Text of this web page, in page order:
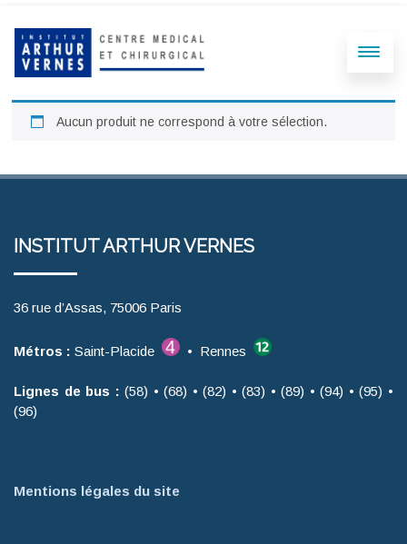
Aucun produit ne correspond à votre sélection.
INSTITUT ARTHUR VERNES
36 rue d’Assas, 75006 Paris
Métros : Saint-Placide • Rennes
Lignes de bus : (58) • (68) • (82) • (83) • (89) • (94) • (95) •
(96)
Mentions légales du site